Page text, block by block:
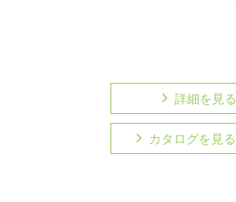
詳細を見る
カタログを見る